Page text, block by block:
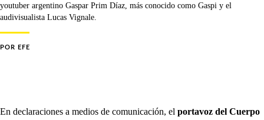
youtuber argentino Gaspar Prim Díaz, más conocido como Gaspi y el
audivisualista Lucas Vignale.
POR EFE
En declaraciones a medios de comunicación, el portavoz del Cuerpo